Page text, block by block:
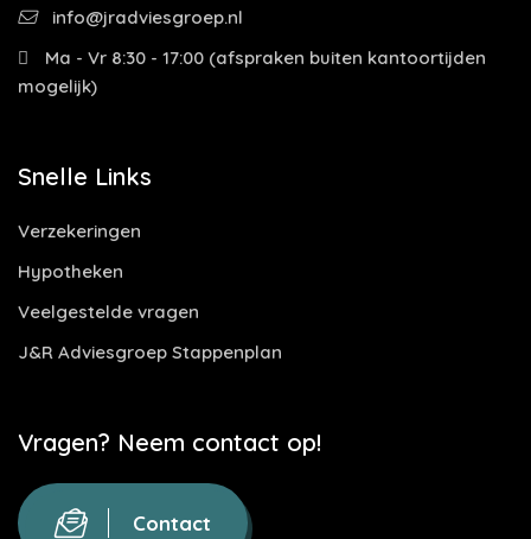
info@jradviesgroep.nl
Ma - Vr 8:30 - 17:00 (afspraken buiten kantoortijden
mogelijk)
Snelle Links
Verzekeringen
Hypotheken
Veelgestelde vragen
J&R Adviesgroep Stappenplan
Vragen? Neem contact op!
Contact